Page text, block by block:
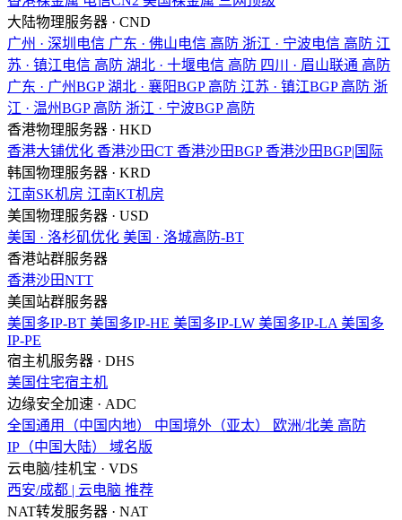
大陆物理服务器 · CND
广州 · 深圳电信 广东 · 佛山电信 高防 浙江 · 宁波电信 高防 江
苏 · 镇江电信 高防 湖北 · 十堰电信 高防 四川 · 眉山联通 高防
广东 · 广州BGP 湖北 · 襄阳BGP 高防 江苏 · 镇江BGP 高防 浙
江 · 温州BGP 高防 浙江 · 宁波BGP 高防
香港物理服务器 · HKD
香港大铺优化 香港沙田CT 香港沙田BGP 香港沙田BGP|国际
韩国物理服务器 · KRD
江南SK机房 江南KT机房
美国物理服务器 · USD
美国 · 洛杉矶优化 美国 · 洛城高防-BT
香港站群服务器
香港沙田NTT
美国站群服务器
美国多IP-BT 美国多IP-HE 美国多IP-LW 美国多IP-LA 美国多
IP-PE
宿主机服务器 · DHS
美国住宅宿主机
边缘安全加速 · ADC
全国通用（中国内地）
中国境外（亚太） 欧洲/北美 高防
IP（中国大陆）
域名版
云电脑/挂机宝 · VDS
西安/成都 | 云电脑 推荐
NAT转发服务器 · NAT